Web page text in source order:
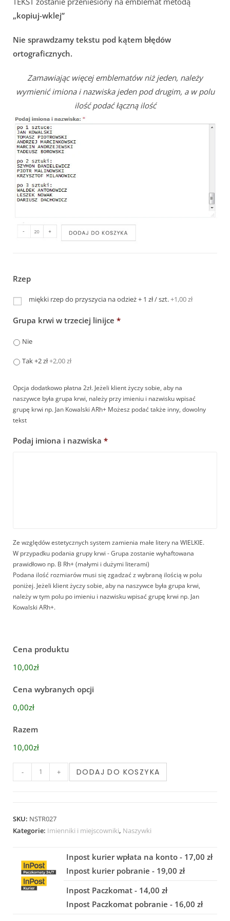
„kopiuj-wklej”
Nie sprawdzamy tekstu pod kątem błędów
ortograficznych.
Zamawiając więcej emblematów niż jeden, należy
wymienić imiona i nazwiska jeden pod drugim, a w polu
ilość podać łączną ilość
Rzep
miękki rzep do przyszycia na odzież + 1 zł / szt.+1,00 zł
Grupa krwi w trzeciej linijce *
Nie
Tak +2 zł+2,00 zł
Opcja dodatkowo płatna 2zł. Jeżeli klient życzy sobie, aby na
naszywce była grupa krwi, należy przy imieniu i nazwisku wpisać
grupę krwi np. Jan Kowalski ARh+ Możesz podać także inny, dowolny
tekst
Podaj imiona i nazwiska *
Ze względów estetycznych system zamienia małe litery na WIELKIE.
W przypadku podania grupy krwi - Grupa zostanie wyhaftowana
prawidłowo np. B Rh+ (małymi i dużymi literami)
Podana ilość rozmiarów musi się zgadzać z wybraną ilością w polu
poniżej. Jeżeli klient życzy sobie, aby na naszywce była grupa krwi,
należy w tym polu po imieniu i nazwisku wpisać grupę krwi np. Jan
Kowalski ARh+.
Cena produktu
10,00zł
Cena wybranych opcji
0,00zł
Razem
10,00zł
- + DODAJ DO KOSZYKA
SKU: NSTR027
Kategorie: Imienniki i miejscowniki, Naszywki
Inpost kurier wpłata na konto - 17,00 zł
Inpost kurier pobranie - 19,00 zł
Inpost Paczkomat - 14,00 zł
Inpost Paczkomat pobranie - 16,00 zł